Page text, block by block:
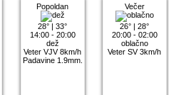
Popoldan
28° |33°
14:00 - 20:00
dež
Veter VJV 8km/h
Padavine 1.9mm.
Večer
26° |28°
20:00 - 02:00
oblačno
Veter SV 3km/h